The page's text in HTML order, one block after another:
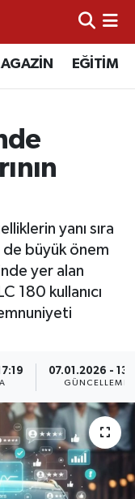
EĞİTİM
yanı sıra
de büyük önem
yer alan
180 kullanıcı
07.01.2026 -
GÜNCELLEME